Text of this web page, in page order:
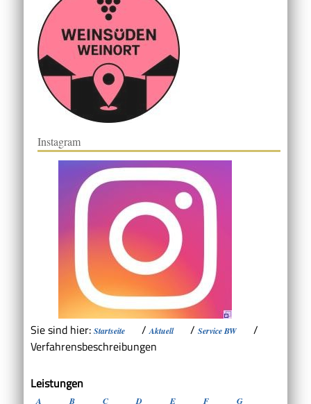
Instagram
Sie sind hier: Startseite /Aktuell / Service BW
/
Verfahrensbeschreibungen
Leistungen
A B C D E F
G